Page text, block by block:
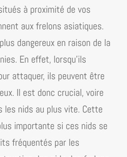
à proximité de vos
aux frelons asiatiques.
dangereux en raison de la
En effet, lorsqu’ils
attaquer, ils peuvent être
Il est donc crucial, voire
nids au plus vite. Cette
importante si ces nids se
fréquentés par les